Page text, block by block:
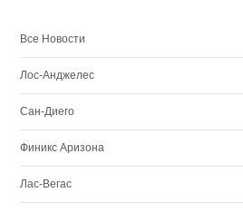
Все Новости
Лос-Анджелес
Сан-Диего
Финикс Аризона
Лас-Вегас